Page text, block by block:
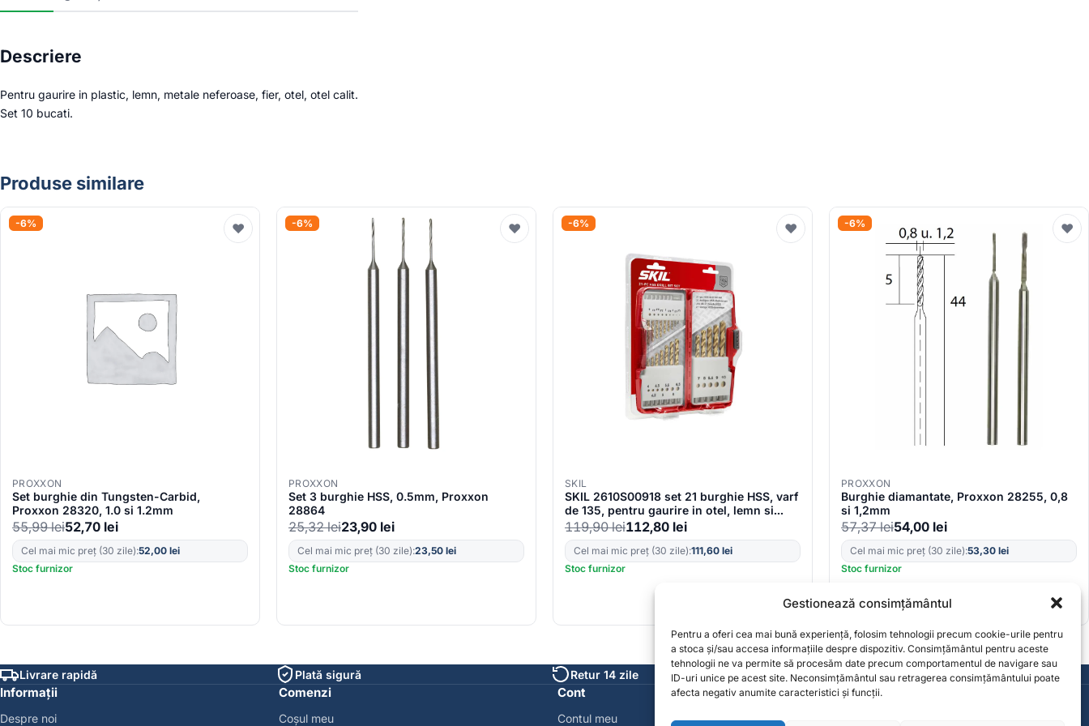
Gestionează consimțământul
Pentru a oferi cea mai bună experiență, folosim tehnologii precum cookie-urile pentru
a stoca și/sau accesa informațiile despre dispozitiv. Consimțământul pentru aceste
tehnologii ne va permite să procesăm date precum comportamentul de navigare sau
ID-uri unice pe acest site. Neconsimțământul sau retragerea consimțământului poate
afecta negativ anumite caracteristici și funcții.
Descriere
Pentru gaurire in plastic, lemn, metale neferoase, fier, otel, otel calit.
Set 10 bucati.
Produse similare
-6% ♥
PROXXON
Set burghie din Tungsten-Carbid,
Proxxon 28320, 1.0 si 1.2mm
55,99lei52,70 lei
Cel mai mic preț (30 zile):52,00 lei
Stoc furnizor
-6% ♥
PROXXON
Set 3 burghie HSS, 0.5mm, Proxxon
28864
25,32lei23,90 lei
Cel mai mic preț (30 zile):23,50 lei
Stoc furnizor
-6% ♥
SKIL
SKIL 2610S00918 set 21 burghie HSS, varf
de 135, pentru gaurire in otel, lemn si
plastic
119,90lei112,80 lei
Cel mai mic preț (30 zile):111,60 lei
Stoc furnizor
-6% ♥
PROXXON
Burghie diamantate, Proxxon 28255, 0,8
si 1,2mm
57,37lei54,00 lei
Cel mai mic preț (30 zile):53,30 lei
Stoc furnizor
Livrare rapidă Plată sigură Retur 14 zile Consultanță de la specialiști
Informații
Despre noi
Comenzi
Coșul meu
Cont
Contul meu
Contact